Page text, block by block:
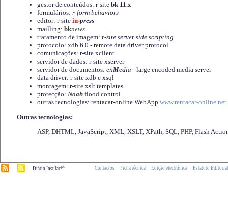
gestor de conteúdos: r-site bk 11.x
formulários: r-form behaviors
editor: r-site in-press
mailling: bknews
tratamento de imagem: r-site server side scripting
protocolo: xdb 6.0 - remote data driver protocol
comunicações: r-site xclient
servidor de dados: r-site xserver
servidor de documentos: enMedia - large encoded media server
data driver: r-site xdb e xsql
montagem: r-site xslt templates
protecção: Noah flood control
outras tecnologias: rentacar-online WebApp www.rentacar-online.net
Outras tecnologias:
ASP, DHTML, JavaScript, XML, XSLT, XPath, SQL, PHP, Flash
Diário Insular.pt Contactos Ficha técnica Edição electrónica Estatuto Editorial